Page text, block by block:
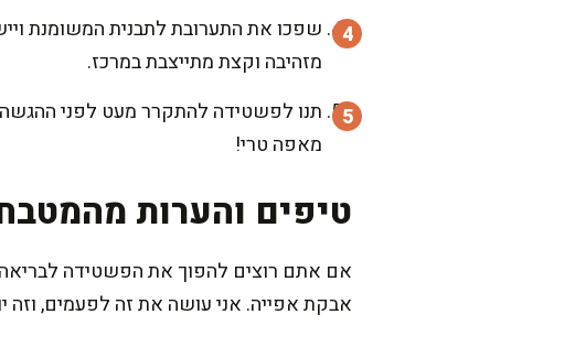
מזהיבה וקצת מתייצבת במרכז.
תנו לפשטידה להתקרר מעט לפני
מאפה טרי!
טיפים והערות
אם אתם רוצים להפוך את הפשטידה
אבקת אפייה. אני עושה את זה לפעמים, וזה